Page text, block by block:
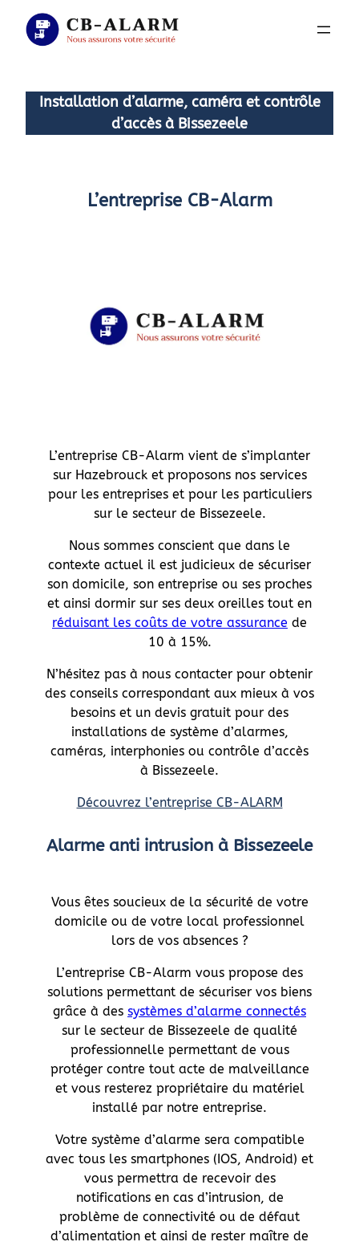
Aller
Installation d’alarme, caméra et contrôle
d’accès à Bissezeele
L’entreprise CB-Alarm
L’entreprise CB-Alarm vient de s’implanter
sur Hazebrouck et proposons nos services
pour les entreprises et pour les particuliers
sur le secteur de Bissezeele.
Nous sommes conscient que dans le
contexte actuel il est judicieux de sécuriser
son domicile, son entreprise ou ses proches
et ainsi dormir sur ses deux oreilles tout en
réduisant les coûts de votre assurance de
10 à 15%.
N’hésitez pas à nous contacter pour obtenir
des conseils correspondant aux mieux à vos
besoins et un devis gratuit pour des
installations de système d’alarmes,
caméras, interphonies ou contrôle d’accès
à Bissezeele.
Découvrez l’entreprise CB-ALARM
Alarme anti intrusion à Bissezeele
Vous êtes soucieux de la sécurité de votre
domicile ou de votre local professionnel
lors de vos absences ?
L’entreprise CB-Alarm vous propose des
solutions permettant de sécuriser vos biens
grâce à des systèmes d’alarme connectés
sur le secteur de Bissezeele de qualité
professionnelle permettant de vous
protéger contre tout acte de malveillance
et vous resterez propriétaire du matériel
installé par notre entreprise.
Votre système d’alarme sera compatible
avec tous les smartphones (IOS, Android) et
vous permettra de recevoir des
notifications en cas d’intrusion, de
problème de connectivité ou de défaut
d’alimentation et ainsi de rester maître de